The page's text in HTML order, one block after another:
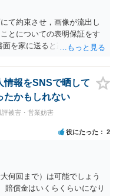
て約束させ，画像が流出し
とについての表明保証をす
を家に送ると家族に不貞行
思われます。
情報をSNSで晒して
たかもしれない
評被害・営業妨害
役にたった 2
何回まで）は可能でしょう
償金はいくらくらいになり